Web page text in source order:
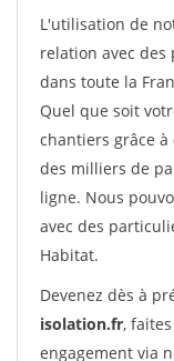
L'utilisation de
relation avec
dans toute la
Quel que soit
chantiers grâce à
des milliers de
ligne. Nous
avec des
Habitat.
Devenez dès à
isolation.fr,
engagement via